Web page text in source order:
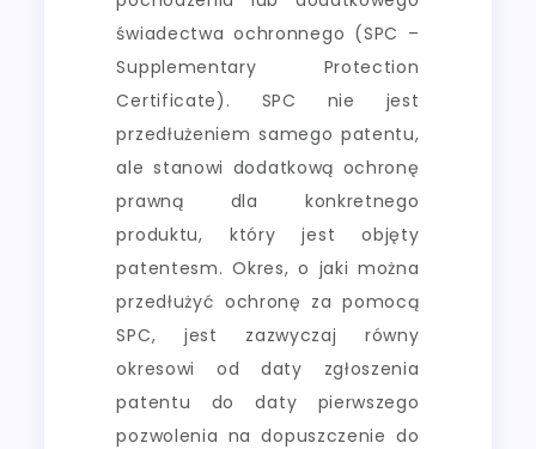
świadectwa ochronnego (SPC –
Supplementary Protection
Certificate). SPC nie jest
przedłużeniem samego patentu,
ale stanowi dodatkową ochronę
prawną dla konkretnego
produktu, który jest objęty
patentesm. Okres, o jaki można
przedłużyć ochronę za pomocą
SPC, jest zazwyczaj równy
okresowi od daty zgłoszenia
patentu do daty pierwszego
pozwolenia na dopuszczenie do